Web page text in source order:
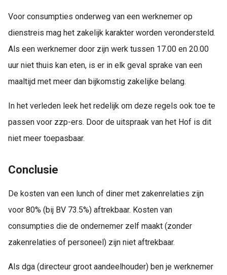
Voor consumpties onderweg van een werknemer op
dienstreis mag het zakelijk karakter worden verondersteld.
Als een werknemer door zijn werk tussen 17.00 en 20.00
uur niet thuis kan eten, is er in elk geval sprake van een
maaltijd met meer dan bijkomstig zakelijke belang.
In het verleden leek het redelijk om deze regels ook toe te
passen voor zzp-ers. Door de uitspraak van het Hof is dit
niet meer toepasbaar.
Conclusie
De kosten van een lunch of diner met zakenrelaties zijn
voor 80% (bij BV 73.5%) aftrekbaar. Kosten van
consumpties die de ondernemer zelf maakt (zonder
zakenrelaties of personeel) zijn niet aftrekbaar.
Als dga (directeur groot aandeelhouder) ben je werknemer